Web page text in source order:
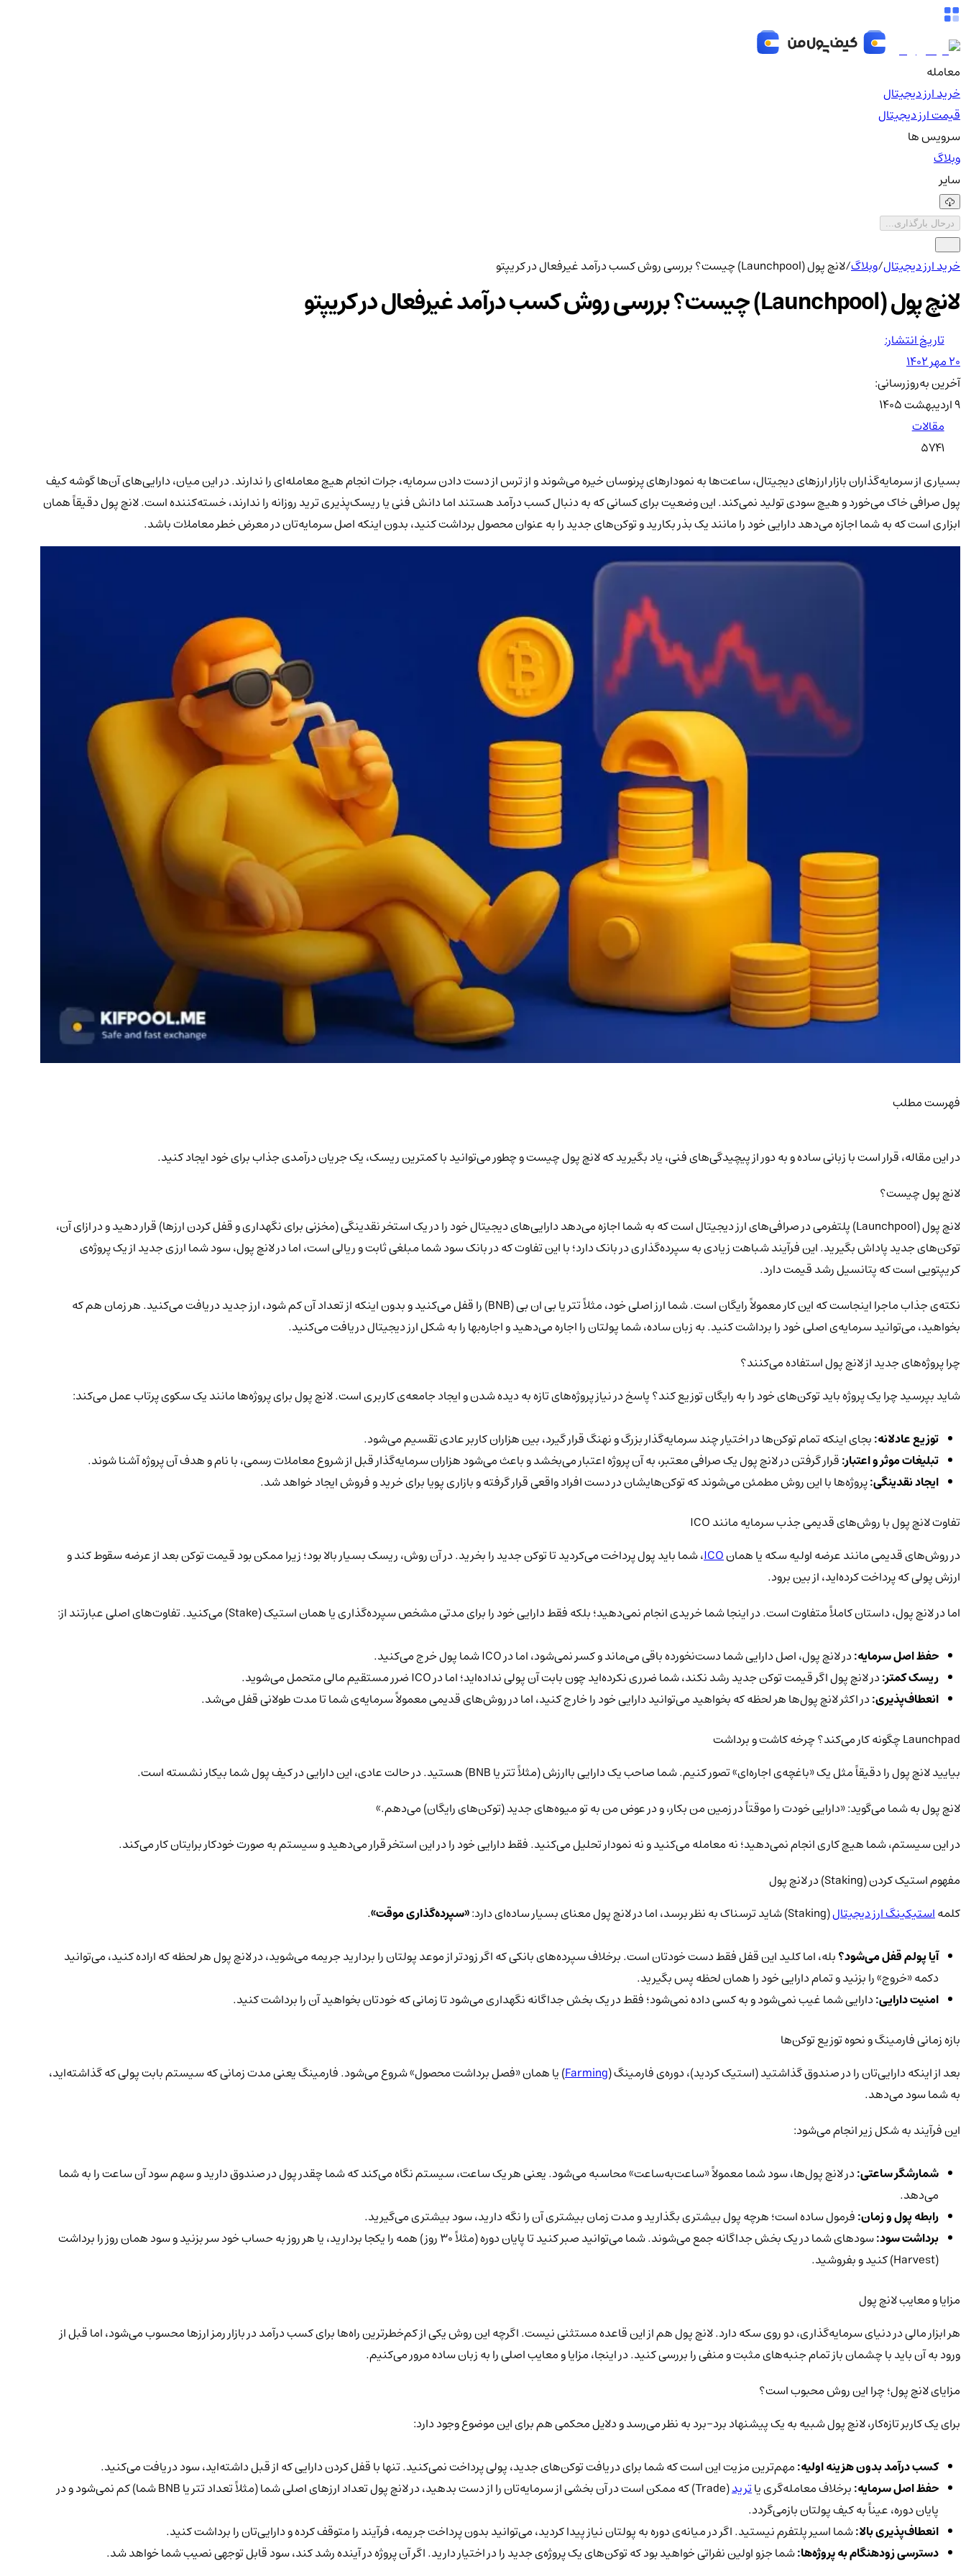
معامله
خرید ارز دیجیتال
قیمت ارز دیجیتال
سرویس ها
وبلاگ
سایر
درحال بارگذاری...
خرید ارز دیجیتال/وبلاگ/لانچ پول (Launchpool) چیست؟ بررسی روش کسب درآمد غیرفعال در کریپتو
لانچ پول (Launchpool) چیست؟ بررسی روش کسب درآمد غیرفعال در کریپتو
تاریخ انتشار:
۲۰ مهر ۱۴۰۲
آخرین به‌روزرسانی:
۹ اردیبهشت ۱۴۰۵
مقالات
5741
بسیاری از سرمایه‌گذاران بازار ارزهای دیجیتال، ساعت‌ها به نمودارهای پرنوسان خیره می‌شوند و از ترس از دست دادن سرمایه، جرات انجام هیچ معامله‌ای را ندارند. در این میان، دارایی‌های آن‌ها گوشه کیف
پول صرافی خاک می‌خورد و هیچ سودی تولید نمی‌کند. این وضعیت برای کسانی که به دنبال کسب درآمد هستند اما دانش فنی یا ریسک‌پذیری ترید روزانه را ندارند، خسته‌کننده است. لانچ پول دقیقاً همان
ابزاری است که به شما اجازه می‌دهد دارایی خود را مانند یک بذر بکارید و توکن‌های جدید را به عنوان محصول برداشت کنید، بدون اینکه اصل سرمایه‌تان در معرض خطر معاملات باشد.
فهرست مطلب
در این مقاله، قرار است با زبانی ساده و به دور از پیچیدگی‌های فنی، یاد بگیرید که لانچ پول چیست و چطور می‌توانید با کمترین ریسک، یک جریان درآمدی جذاب برای خود ایجاد کنید.
لانچ پول چیست؟
لانچ پول (Launchpool) پلتفرمی در صرافی‌های ارز دیجیتال است که به شما اجازه می‌دهد دارایی‌های دیجیتال خود را در یک استخر نقدینگی (مخزنی برای نگهداری و قفل کردن ارزها) قرار دهید و در ازای آن،
توکن‌های جدید پاداش بگیرید. این فرآیند شباهت زیادی به سپرده‌گذاری در بانک دارد؛ با این تفاوت که در بانک سود شما مبلغی ثابت و ریالی است، اما در لانچ پول، سود شما ارزی جدید از یک پروژه‌ی
کریپتویی است که پتانسیل رشد قیمت دارد.
نکته‌ی جذاب ماجرا اینجاست که این کار معمولاً رایگان است. شما ارز اصلی خود، مثلاً تتر یا بی ان بی (BNB) را قفل می‌کنید و بدون اینکه از تعداد آن کم شود، ارز جدید دریافت می‌کنید. هر زمان هم که
بخواهید، می‌توانید سرمایه‌ی اصلی خود را برداشت کنید. به زبان ساده، شما پولتان را اجاره می‌دهید و اجاره‌بها را به شکل ارز دیجیتال دریافت می‌کنید.
چرا پروژه‌های جدید از لانچ پول استفاده می‌کنند؟
شاید بپرسید چرا یک پروژه باید توکن‌های خود را به رایگان توزیع کند؟ پاسخ در نیاز پروژه‌های تازه به دیده شدن و ایجاد جامعه‌ی کاربری است. لانچ پول برای پروژه‌ها مانند یک سکوی پرتاب عمل می‌کند:
توزیع عادلانه:بجای اینکه تمام توکن‌ها در اختیار چند سرمایه‌گذار بزرگ و نهنگ قرار گیرد، بین هزاران کاربر عادی تقسیم می‌شود.
تبلیغات موثر و اعتبار:قرار گرفتن در لانچ پول یک صرافی معتبر، به آن پروژه اعتبار می‌بخشد و باعث می‌شود هزاران سرمایه‌گذار قبل از شروع معاملات رسمی، با نام و هدف آن پروژه آشنا شوند.
ایجاد نقدینگی:پروژه‌ها با این روش مطمئن می‌شوند که توکن‌هایشان در دست افراد واقعی قرار گرفته و بازاری پویا برای خرید و فروش ایجاد خواهد شد.
تفاوت لانچ پول با روش‌های قدیمی جذب سرمایه مانند ICO
در روش‌های قدیمی مانند عرضه اولیه سکه یا همانICO، شما باید پول پرداخت می‌کردید تا توکن جدید را بخرید. در آن روش، ریسک بسیار بالا بود؛ زیرا ممکن بود قیمت توکن بعد از عرضه سقوط کند و
ارزش پولی که پرداخت کرده‌اید، از بین برود.
اما در لانچ پول، داستان کاملاً متفاوت است. در اینجا شما خریدی انجام نمی‌دهید؛ بلکه فقط دارایی خود را برای مدتی مشخص سپرده‌گذاری یا همان استیک (Stake) می‌کنید. تفاوت‌های اصلی عبارتند از:
حفظ اصل سرمایه:در لانچ پول، اصل دارایی شما دست‌نخورده باقی می‌ماند و کسر نمی‌شود، اما در ICO
شما پول خرج می‌کنید.
ریسک کمتر:در لانچ پول اگر قیمت توکن جدید رشد نکند، شما ضرری نکرده‌اید چون بابت آن پولی نداده‌اید؛ اما در ICO
ضرر مستقیم مالی متحمل می‌شوید.
انعطاف‌پذیری:در اکثر لانچ پول‌ها هر لحظه که بخواهید می‌توانید دارایی خود را خارج کنید، اما در روش‌های قدیمی معمولاً سرمایه‌ی شما تا مدت طولانی قفل می‌شد.
Launchpadچگونه کار می‌کند؟ چرخه کاشت و برداشت
بیایید لانچ پول را دقیقاً مثل یک «باغچه‌ی اجاره‌ای» تصور کنیم. شما صاحب یک دارایی باارزش (مثلاً تتر یا BNB) هستید. در حالت عادی، این دارایی در کیف پول شما بیکار نشسته است.
لانچ پول به شما می‌گوید: «دارایی خودت را موقتاً در زمین من بکار، و در عوض من به تو میوه‌های جدید (توکن‌های رایگان) می‌دهم.»
در این سیستم، شما هیچ کاری انجام نمی‌دهید؛ نه معامله می‌کنید و نه نمودار تحلیل می‌کنید. فقط دارایی خود را در این استخر قرار می‌دهید و سیستم به صورت خودکار برایتان کار می‌کند.
مفهوم استیک کردن (Staking) در لانچ پول
کلمهاستیکینگ ارز دیجیتال(Staking) شاید ترسناک به نظر برسد، اما در لانچ پول معنای بسیار ساده‌ای دارد: «سپرده‌گذاری موقت».
آیا پولم قفل می‌شود؟بله، اما کلید این قفل فقط دست خودتان است. برخلاف سپرده‌های بانکی که اگر زودتر از موعد پولتان را بردارید جریمه می‌شوید، در لانچ پول هر لحظه که اراده کنید، می‌توانید
دکمه «خروج» را بزنید و تمام دارایی خود را همان لحظه پس بگیرید.
امنیت دارایی:دارایی شما غیب نمی‌شود و به کسی داده نمی‌شود؛ فقط در یک بخش جداگانه نگهداری می‌شود تا زمانی که خودتان بخواهید آن را برداشت کنید.
بازه زمانی فارمینگ و نحوه توزیع توکن‌ها
بعد از اینکه دارایی‌تان را در صندوق گذاشتید (استیک کردید)، دوره‌ی فارمینگ (Farming) یا همان «فصل برداشت محصول» شروع می‌شود. فارمینگ یعنی مدت زمانی که سیستم بابت پولی که گذاشته‌اید،
به شما سود می‌دهد.
این فرآیند به شکل زیر انجام می‌شود:
شمارشگر ساعتی:در لانچ پول‌ها، سود شما معمولاً «ساعت‌به‌ساعت» محاسبه می‌شود. یعنی هر یک ساعت، سیستم نگاه می‌کند که شما چقدر پول در صندوق دارید و سهم سود آن ساعت را به شما
می‌دهد.
رابطه پول و زمان:فرمول ساده است؛ هرچه پول بیشتری بگذارید و مدت زمان بیشتری آن را نگه دارید، سود بیشتری می‌گیرید.
برداشت سود:
سودهای شما در یک بخش جداگانه جمع می‌شوند. شما می‌توانید صبر کنید تا پایان دوره (مثلاً ۳۰ روز) همه را یکجا بردارید، یا هر روز به حساب خود سر بزنید و سود همان روز را برداشت
(Harvest) کنید و بفروشید.
مزایا و معایب لانچ پول
هر ابزار مالی در دنیای سرمایه‌گذاری، دو روی سکه دارد. لانچ پول هم از این قاعده مستثنی نیست. اگرچه این روش یکی از کم‌خطرترین راه‌ها برای کسب درآمد در بازار رمز ارزها محسوب می‌شود، اما قبل از
ورود به آن باید با چشمان باز تمام جنبه‌های مثبت و منفی را بررسی کنید. در اینجا، مزایا و معایب اصلی را به زبان ساده مرور می‌کنیم.
مزایای لانچ پول؛ چرا این روش محبوب است؟
برای یک کاربر تازه‌کار، لانچ پول شبیه به یک پیشنهاد برد-برد به نظر می‌رسد و دلایل محکمی هم برای این موضوع وجود دارد:
کسب درآمد بدون هزینه اولیه:مهم‌ترین مزیت این است که شما برای دریافت توکن‌های جدید، پولی پرداخت نمی‌کنید. تنها با قفل کردن دارایی که از قبل داشته‌اید، سود دریافت می‌کنید.
حفظ اصل سرمایه:برخلاف معامله‌گری یاترید(Trade) که ممکن است در آن بخشی از سرمایه‌تان را از دست بدهید، در لانچ پول تعداد ارزهای اصلی شما (مثلاً تعداد تتر یا BNB
شما) کم نمی‌شود و در
پایان دوره، عیناً به کیف پولتان بازمی‌گردد.
انعطاف‌پذیری بالا:شما اسیر پلتفرم نیستید. اگر در میانه‌ی دوره به پولتان نیاز پیدا کردید، می‌توانید بدون پرداخت جریمه، فرآیند را متوقف کرده و دارایی‌تان را برداشت کنید.
دسترسی زودهنگام به پروژه‌ها:شما جزو اولین نفراتی خواهید بود که توکن‌های یک پروژه‌ی جدید را در اختیار دارید. اگر آن پروژه در آینده رشد کند، سود قابل توجهی نصیب شما خواهد شد.